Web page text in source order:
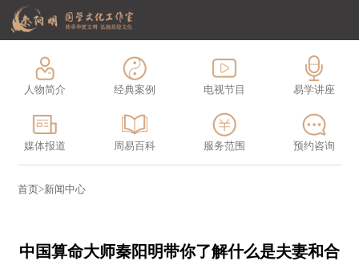
人物简介 经典案例 电视节目 易学讲座
媒体报道 周易百科 服务范围 预约咨询
首页>新闻中心
中国算命大师​秦阳明带你了解什么是夫妻和合